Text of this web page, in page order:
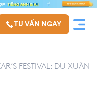
TƯ VẤN NGAY
FESTIVAL: DU